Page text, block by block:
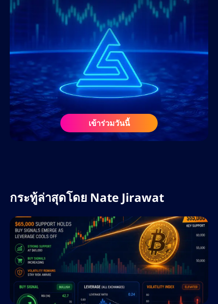
ด้วยข้อมูลของเขาช่วยให้มั่นใจได้ว่าจะได้รับ
ROI สูงสุด การมีส่วนร่วมของผู้ใช้ และการสร้าง
ลีดสูงสุด ผ่านบล็อกที่ปรับแต่ง SEO หน้าแลนดิ้ง
เพจ และกลยุทธ์คอนเทนต์ที่เน้นการแปลงเป็น
ลูกค้า
ก่อนร่วมงานกับ AltSignals ในเดือนกุมภาพันธ์
2568 เนทเคยร่วมงานกับเว็บไซต์สื่อคริปโตชั้น
นำ ศูนย์การเรียนรู้ฟอเร็กซ์ และโปรเจกต์ Web3
ในฐานะที่ปรึกษา SEO และนักวางกลยุทธ์ด้าน
เนื้อหา ความรู้ความเข้าใจอย่างลึกซึ้งเกี่ยวกับ
ตลาดคริปโตและฟอเร็กซ์ ประกอบกับความรู้
ที่ AltSignals เนทรับผิดชอบในการขยายการ
เข้าถึงแบรนด์ทั่วโลก เพิ่มประสิทธิภาพกลยุทธ์
คอนเทนต์สำหรับ ActualizeAI และนำแนวทาง
ปฏิบัติที่ดีที่สุดด้าน SEO มาใช้ เพื่อขับเคลื่อนการ
เติบโตอย่างยั่งยืน เขามุ่งเน้นไปที่การใช้
ประโยชน์จากคีย์เวิร์ดที่มีผู้สนใจสูง การ
วางแผนคอนเทนต์เชิงกลยุทธ์ และการวิเคราะห์
คู่แข่ง เพื่อให้มั่นใจว่า AltSignals ยังคงเป็นผู้นำ
เข้าร่วมวันนี้
กระทู้ล่าสุดโดย Nate Jirawat